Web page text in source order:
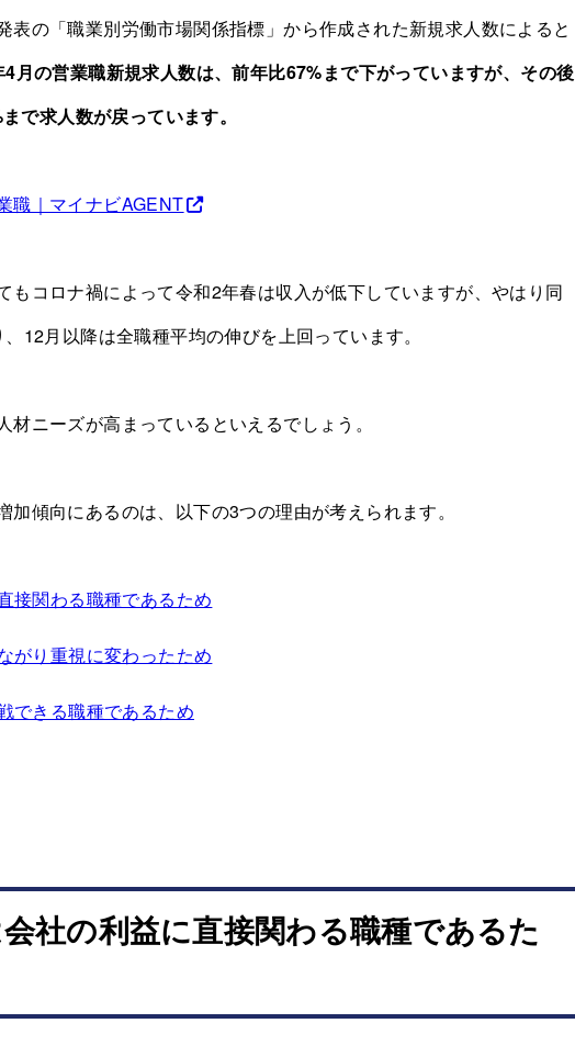
表の「職業別労働市場関係指標」から作成された新規求人数によると
月の営業職新規求人数は、前年比67%まで下がっていますが、その後
で求人数が戻っています。
職｜マイナビAGENT
もコロナ禍によって令和2年春は収入が低下していますが、やはり同
12月以降は全職種平均の伸びを上回っています。
材ニーズが高まっているといえるでしょう。
傾向にあるのは、以下の3つの理由が考えられます。
接関わる職種であるため
がり重視に変わったため
できる職種であるため
会社の利益に直接関わる職種であるた